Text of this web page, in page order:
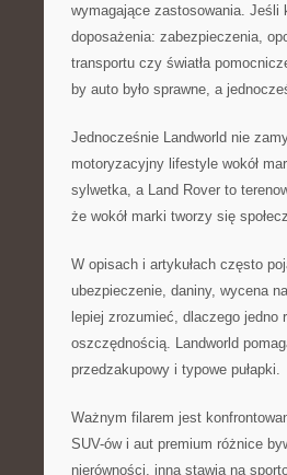
wymagające zastosowania. Jeśli
doposażenia: zabezpieczenia,
transportu czy światła
by auto było sprawne, a
Jednocześnie Landworld nie
motoryzacyjny lifestyle wokół
sylwetka, a Land Rover to
że wokół marki tworzy się
W opisach i artykułach często
ubezpieczenie, daniny, wycena
lepiej zrozumieć, dlaczego
oszczędnością. Landworld
przedzakupowy i typowe pułapki.
Ważnym filarem jest
SUV-ów i aut premium różnice
nierówności, inna stawia na